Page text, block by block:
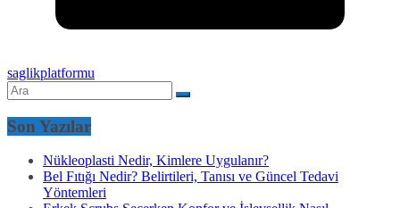
saglikplatformu
Son Yazılar
Nükleoplasti Nedir, Kimlere Uygulanır?
Bel Fıtığı Nedir? Belirtileri, Tanısı ve Güncel Tedavi
Yöntemleri